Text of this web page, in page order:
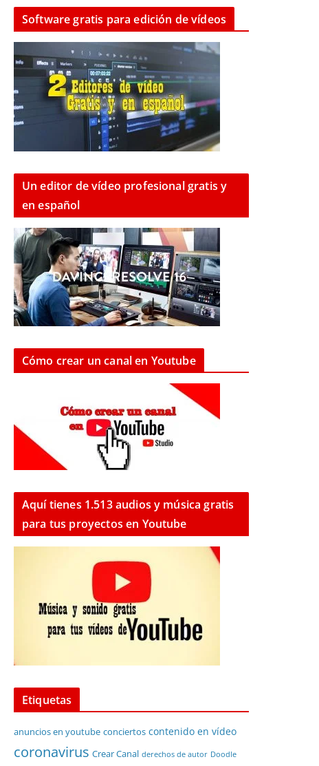
Software gratis para edición de vídeos
Un editor de vídeo profesional gratis y
en español
Cómo crear un canal en Youtube
Aquí tienes 1.513 audios y música gratis
para tus proyectos en Youtube
Etiquetas
anuncios en youtube conciertos contenido en vídeo
coronavirus Crear Canal derechos de autor Doodle